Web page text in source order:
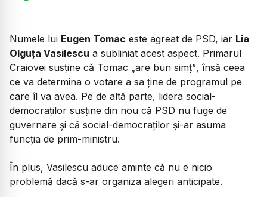
Numele lui Eugen Tomac este agreat de PSD, iar Lia
Olguța Vasilescu a subliniat acest aspect. Primarul
Craiovei susține că Tomac „are bun simț”, însă ceea
ce va determina o votare a sa ține de programul pe
care îl va avea. Pe de altă parte, lidera social-
democraților susține din nou că PSD nu fuge de
guvernare și că social-democraților și-ar asuma
funcția de prim-ministru.
În plus, Vasilescu aduce aminte că nu e nicio
problemă dacă s-ar organiza alegeri anticipate.